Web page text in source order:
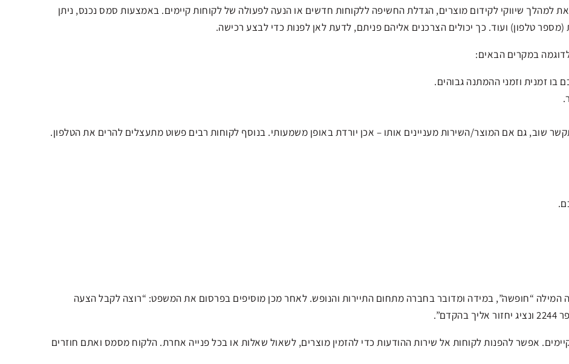
למהלך שיווקי לקידום מוצרים, הגדלת החשיפה ללקוחות חדשים או הנעה לפעולה של לקוחות קיימים. באמצעות סמס נכנס, ניתן
טלפון) ועוד. כך יכולים הצרכנים אליהם פניתם, לדעת לאן לפנות כדי לבצע רכישה.
במקרים הבאים:
זמנית וזמני ההמתנה גבוהים.
גם אם המוצר/השירות מעניינים אותו – אכן יורדת באופן משמעותי. בנוסף לקוחות רבים פשוט מתעצלים להרים את הטלפון.
“חופשה”, במידה ומדובר בחברה מתחום התיירות והנופש. לאחר מכן מוסיפים בפרסום את המשפט: “רוצה לקבל הצעה
אפשר להפנות לקוחות אל שירות ההודעות כדי להזמין מוצרים, לשאול שאלות או בכל פנייה אחרת. הלקוח מסמס ואתם חוזרים